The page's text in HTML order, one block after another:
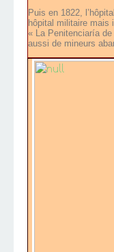
Puis en 1822,
hôpital militaire mais
« La Penitenciaría
aussi de mineurs